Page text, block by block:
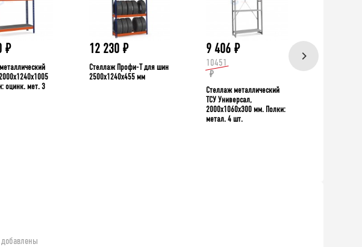
₽
оцинк. мет. 3
12 230 ₽
Стеллаж Профи-Т для шин
2500x1240x455 мм
9 406 ₽
10451
₽
Стеллаж металлический
ТСУ Универсал,
2000x1060x300 мм. Полки:
метал. 4 шт.